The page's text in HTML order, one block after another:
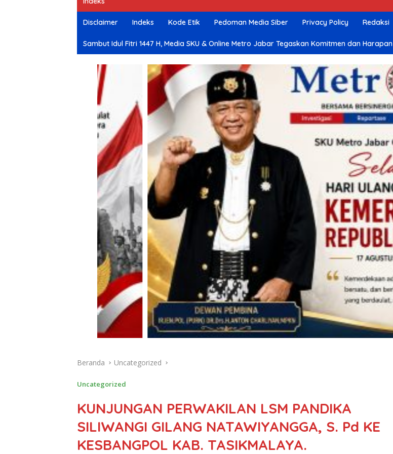
e
Disclaimer Indeks Kode Etik Pedoman Media Siber Privacy Policy Redaksi
Sambut Idul Fitri 1447 H, Media SKU & Online Metro Jabar Tegaskan Komitmen dan Harapan
Beranda Uncategorized
Uncategorized
KUNJUNGAN PERWAKILAN LSM PANDIKA
SILIWANGI GILANG NATAWIYANGGA, S. Pd KE
KESBANGPOL KAB. TASIKMALAYA.